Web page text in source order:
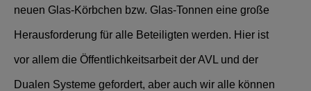
neuen Glas-Körbchen bzw. Glas-Tonnen eine große
Herausforderung für alle Beteiligten werden. Hier ist
vor allem die Öffentlichkeitsarbeit der AVL und der
Dualen Systeme gefordert, aber auch wir alle können